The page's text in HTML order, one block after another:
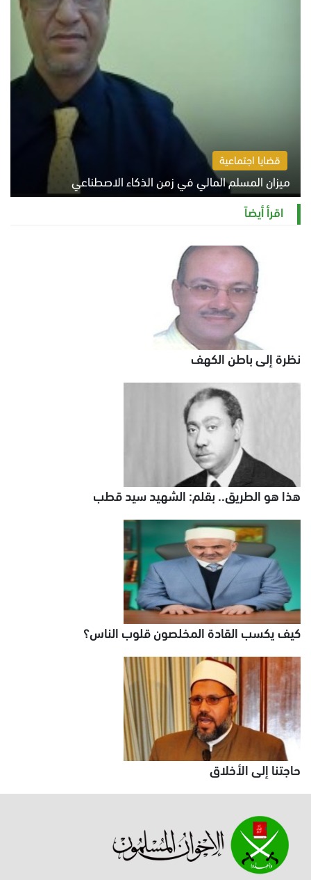
قضايا اجتماعية
ميزان المسلم المالي في زمن الذكاء الاصطناعي
السبت 8 أغسطس 2026 11:21 ص
اقرأ أيضاً
نظرة إلى باطن الكهف
هذا هو الطريق.. بقلم: الشهيد سيد قطب
كيف يكسب القادة المخلصون قلوب الناس؟
حاجتنا إلى الأخلاق